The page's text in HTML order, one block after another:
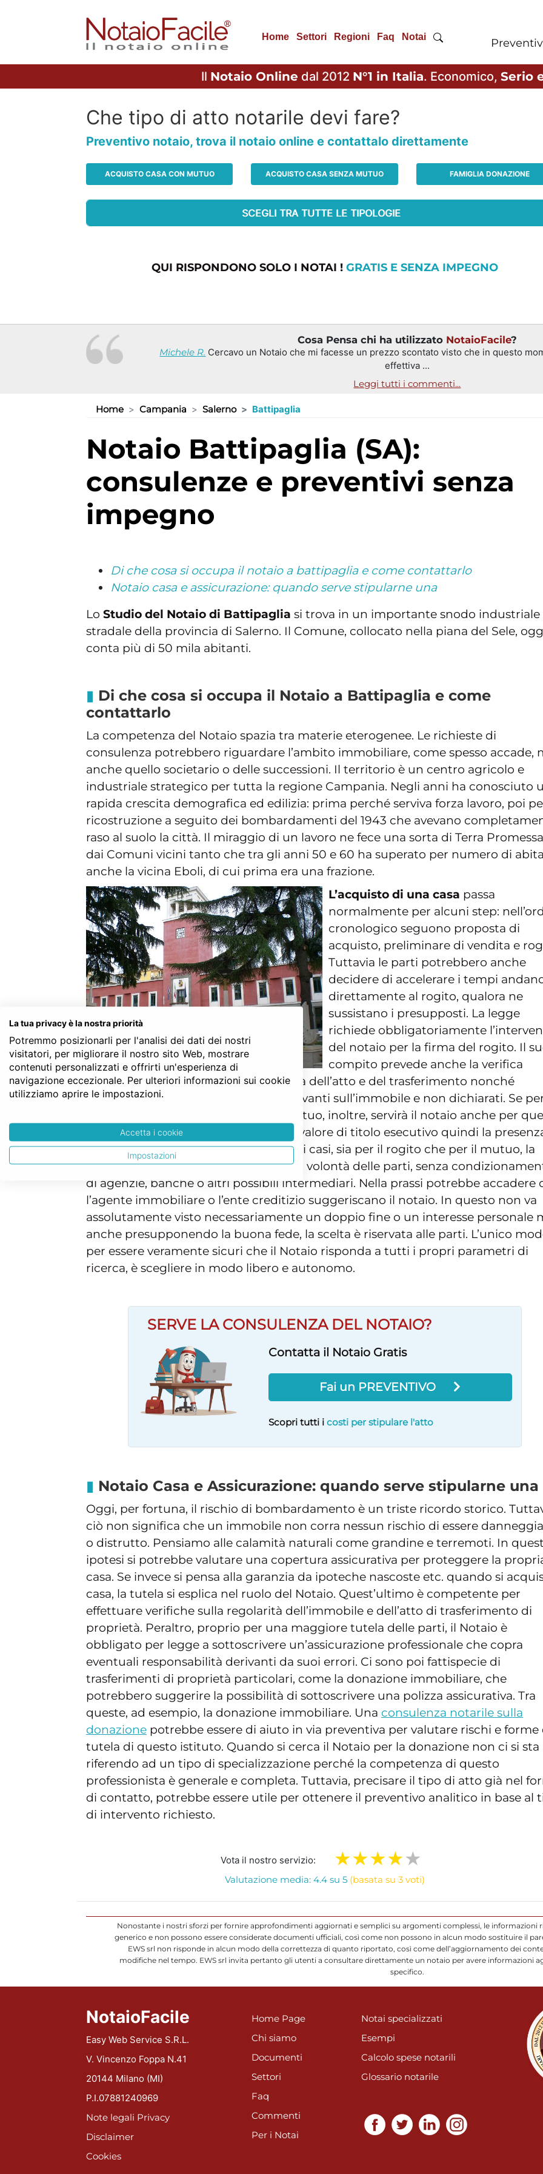
Home Settori Regioni Faq Notai
Il Notaio Online dal 2012 N°1 in Italia. Economico, Serio
Che tipo di atto notarile devi fare?
Preventivo notaio, trova il notaio online e contattalo direttamente
ACQUISTO CASA CON MUTUO ACQUISTO CASA SENZA MUTUO FAMIGLIA DONAZIONE
QUI RISPONDONO SOLO I NOTAI ! GRATIS E SENZA IMPEGNO
Cosa Pensa chi ha utilizzato NotaioFacile?
Michele R. Cercavo un Notaio che mi facesse un prezzo scontato visto che in questo
effettiva ...
Leggi tutti i commenti...
Home Campania Salerno Battipaglia
Notaio Battipaglia (SA):
consulenze e preventivi senza
impegno
Di che cosa si occupa il notaio a battipaglia e come contattarlo
Notaio casa e assicurazione: quando serve stipularne una
Lo Studio del Notaio di Battipaglia si trova in un importante snodo industriale
stradale della provincia di Salerno. Il Comune, collocato nella piana del Sele,
conta più di 50 mila abitanti.
Di che cosa si occupa il Notaio a Battipaglia e come
contattarlo
La competenza del Notaio spazia tra materie eterogenee. Le richieste di
consulenza potrebbero riguardare l’ambito immobiliare, come spesso accade,
anche quello societario o delle successioni. Il territorio è un centro agricolo e
industriale strategico per tutta la regione Campania. Negli anni ha conosciuto
rapida crescita demografica ed edilizia: prima perché serviva forza lavoro, poi
ricostruzione a seguito dei bombardamenti del 1943 che avevano
raso al suolo la città. Il miraggio di un lavoro ne fece una sorta di Terra Promessa
dai Comuni vicini tanto che tra gli anni 50 e 60 ha superato per numero di
anche la vicina Eboli, di cui prima era una frazione.
L’acquisto di una casa passa
normalmente per alcuni step:
cronologico seguono proposta di
acquisto, preliminare di vendita e
Tuttavia le parti potrebbero anche
decidere di accelerare i tempi
direttamente al rogito, qualora ne
sussistano i presupposti. La legge
richiede obbligatoriamente
del notaio per la firma del rogito. Il
compito prevede anche la verifica
dell’identità delle parti, della regolarità dell’atto e del trasferimento nonché
l’assenza di ipoteche o altri vincoli gravanti sull’immobile e non dichiarati. Se
l’acquisto di casa è stato chiesto il mutuo, inoltre, servirà il notaio anche per
atto. Il contratto di mutuo, infatti, ha valore di titolo esecutivo quindi la
del notaio è obbligatoria. In entrambi i casi, sia per il rogito che per il mutuo, la
scelta del notaio è libera e rimessa alla volontà delle parti, senza
di agenzie, banche o altri possibili intermediari. Nella prassi potrebbe accadere
l’agente immobiliare o l’ente creditizio suggeriscano il notaio. In questo non va
assolutamente visto necessariamente un doppio fine o un interesse personale
anche presupponendo la buona fede, la scelta è riservata alle parti. L’unico
per essere veramente sicuri che il Notaio risponda a tutti i propri parametri di
ricerca, è scegliere in modo libero e autonomo.
SERVE LA CONSULENZA DEL NOTAIO?
Contatta il Notaio Gratis
Fai un PREVENTIVO
Scopri tutti i costi per stipulare l'atto
Notaio Casa e Assicurazione: quando serve stipularne una
Oggi, per fortuna, il rischio di bombardamento è un triste ricordo storico.
ciò non significa che un immobile non corra nessun rischio di essere
o distrutto. Pensiamo alle calamità naturali come grandine e terremoti. In
ipotesi si potrebbe valutare una copertura assicurativa per proteggere la
casa. Se invece si pensa alla garanzia da ipoteche nascoste etc. quando si
casa, la tutela si esplica nel ruolo del Notaio. Quest’ultimo è competente per
effettuare verifiche sulla regolarità dell’immobile e dell’atto di trasferimento di
proprietà. Peraltro, proprio per una maggiore tutela delle parti, il Notaio è
obbligato per legge a sottoscrivere un’assicurazione professionale che copra
eventuali responsabilità derivanti da suoi errori. Ci sono poi fattispecie di
trasferimenti di proprietà particolari, come la donazione immobiliare, che
potrebbero suggerire la possibilità di sottoscrivere una polizza assicurativa. Tra
queste, ad esempio, la donazione immobiliare. Una consulenza notarile sulla
donazione potrebbe essere di aiuto in via preventiva per valutare rischi e forme
tutela di questo istituto. Quando si cerca il Notaio per la donazione non ci si sta
riferendo ad un tipo di specializzazione perché la competenza di questo
professionista è generale e completa. Tuttavia, precisare il tipo di atto già nel
di contatto, potrebbe essere utile per ottenere il preventivo analitico in base al
di intervento richiesto.
Vota il nostro servizio:
Valutazione media: 4.4 su 5 (basata su 3 voti)
Nonostante i nostri sforzi per fornire approfondimenti aggiornati e semplici su argomenti complessi, le informazioni
generico e non possono essere considerate documenti ufficiali, così come non possono in alcun modo sostituire il
EWS srl non risponde in alcun modo della correttezza di quanto riportato, così come dell’aggiornamento dei
modifiche nel tempo. EWS srl invita pertanto gli utenti a consultare direttamente un notaio per avere informazioni
specifico.
NotaioFacile
Easy Web Service S.R.L.
V. Vincenzo Foppa N.41
20144 Milano (MI)
P.I.07881240969
Note legali Privacy
Disclaimer
Cookies
Home Page
Chi siamo
Documenti
Settori
Faq
Commenti
Per i Notai
Notai specializzati
Esempi
Calcolo spese notarili
Glossario notarile
La tua privacy è la nostra priorità
Potremmo posizionarli per l'analisi dei dati dei nostri
visitatori, per migliorare il nostro sito Web, mostrare
contenuti personalizzati e offrirti un'esperienza di
navigazione eccezionale. Per ulteriori informazioni sui cookie
utilizziamo aprire le impostazioni.
Accetta i cookie
Impostazioni